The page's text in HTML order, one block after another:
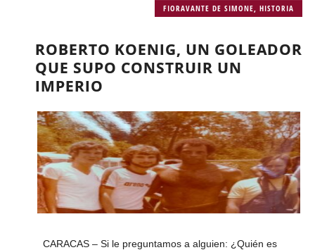
FIORAVANTE DE SIMONE ,HISTORIA
ROBERTO KOENIG, UN GOLEADOR
QUE SUPO CONSTRUIR UN
IMPERIO
CARACAS – Si le preguntamos a alguien: ¿Quién es